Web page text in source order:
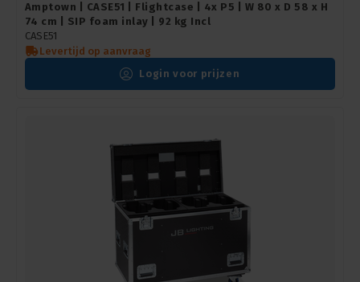
Amptown | CASE51 | Flightcase | 4x P5 | W 80 x D 58 x H
74 cm | SIP foam inlay | 92 kg Incl
CASE51
Levertijd op aanvraag
Login voor prijzen